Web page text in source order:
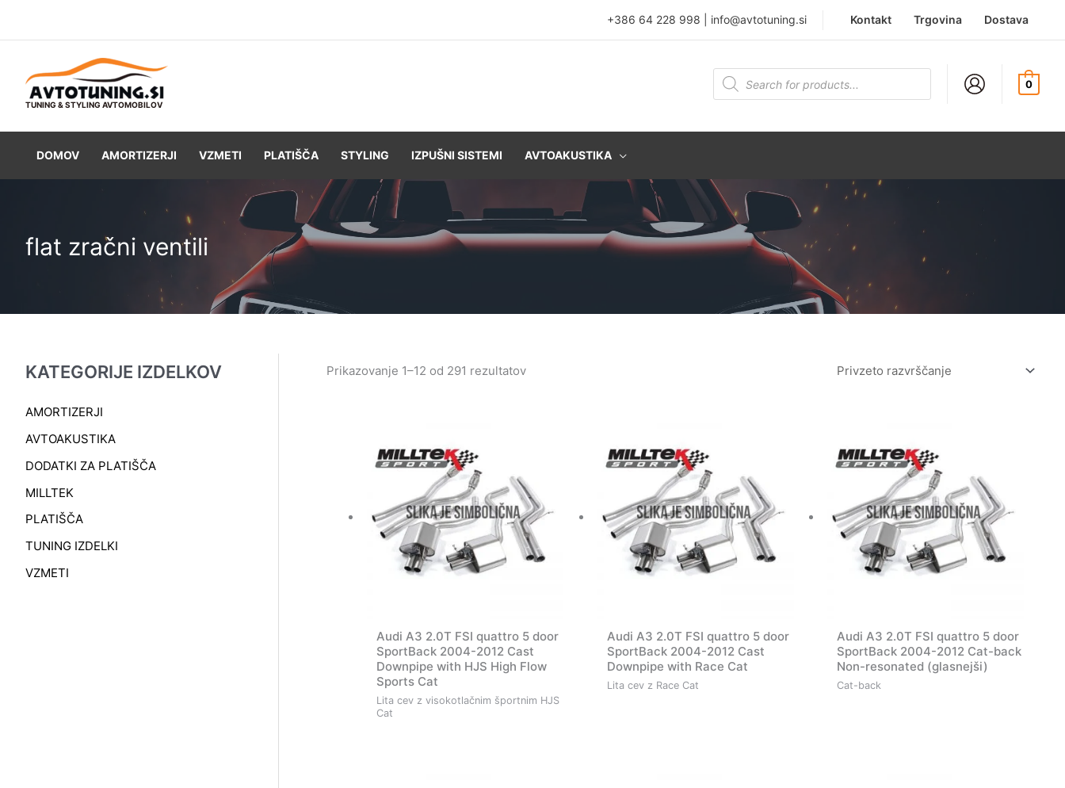
+386 64 228 998 info@avtotuning.si Kontakt Trgovina Dostava
TUNING & STYLING AVTOMOBILOV
Products
search 0
DOMOV AMORTIZERJI VZMETI PLATIŠČA STYLING IZPUŠNI SISTEMI AVTOAKUSTIKA
flat zračni ventili
KATEGORIJE IZDELKOV
AMORTIZERJI
AVTOAKUSTIKA
DODATKI ZA PLATIŠČA
MILLTEK
PLATIŠČA
TUNING IZDELKI
VZMETI
Prikazovanje 1–12 od 291 rezultatov
Audi A3 2.0T FSI quattro 5 door
SportBack 2004-2012 Cast
Downpipe with HJS High Flow
Sports Cat
Lita cev z visokotlačnim športnim HJS
Cat
Audi A3 2.0T FSI quattro 5 door
SportBack 2004-2012 Cast
Downpipe with Race Cat
Lita cev z Race Cat
Audi A3 2.0T FSI quattro 5 door
SportBack 2004-2012 Cat-back
Non-resonated (glasnejši)
Cat-back